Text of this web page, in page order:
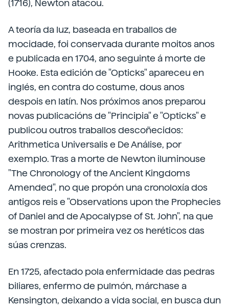
(1716), Newton atacou.
A teoría da luz, baseada en traballos de
mocidade, foi conservada durante moitos anos
e publicada en 1704, ano seguinte á morte de
Hooke. Esta edición de "Opticks" apareceu en
inglés, en contra do costume, dous anos
despois en latín. Nos próximos anos preparou
novas publicacións de "Principia" e "Opticks" e
publicou outros traballos descoñecidos:
Arithmetica Universalis e De Análise, por
exemplo. Tras a morte de Newton iluminouse
"The Chronology of the Ancient Kingdoms
Amended", no que propón una cronoloxía dos
antigos reis e "Observations upon the Prophecies
of Daniel and de Apocalypse of St. John", na que
se mostran por primeira vez os heréticos das
súas crenzas.
En 1725, afectado pola enfermidade das pedras
biliares, enfermo de pulmón, márchase a
Kensington, deixando a vida social, en busca dun